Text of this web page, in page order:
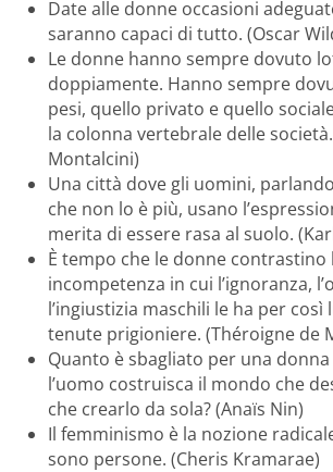
Date alle donne occasioni
saranno capaci di tutto. (Oscar
Le donne hanno sempre dovuto
doppiamente. Hanno sempre
pesi, quello privato e quello
la colonna vertebrale delle
Montalcini)
Una città dove gli uomini,
che non lo è più, usano
merita di essere rasa al suolo.
È tempo che le donne contrastino
incompetenza in cui l’ignoranza,
l’ingiustizia maschili le ha per
tenute prigioniere. (Théroigne de
Quanto è sbagliato per una
l’uomo costruisca il mondo che
che crearlo da sola? (Anaïs Nin)
Il femminismo è la nozione
sono persone. (Cheris Kramarae)